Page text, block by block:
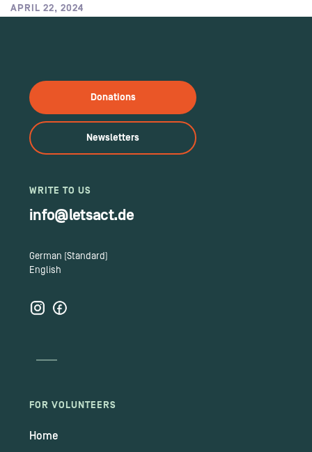
APRIL 22, 2024
Donations
Newsletters
WRITE TO US
info@letsact.de
German (Standard)
English
FOR VOLUNTEERS
Home